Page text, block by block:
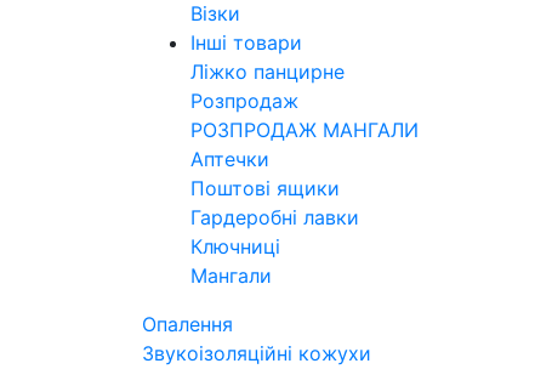
Візки
Інші товари
Ліжко панцирне
Розпродаж
РОЗПРОДАЖ МАНГАЛИ
Аптечки
Поштові ящики
Гардеробні лавки
Ключниці
Мангали
Опалення
Звукоізоляційні кожухи